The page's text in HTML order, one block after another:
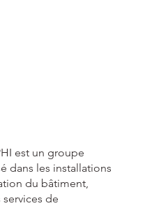
est un groupe
dans les installations
du bâtiment,
services de